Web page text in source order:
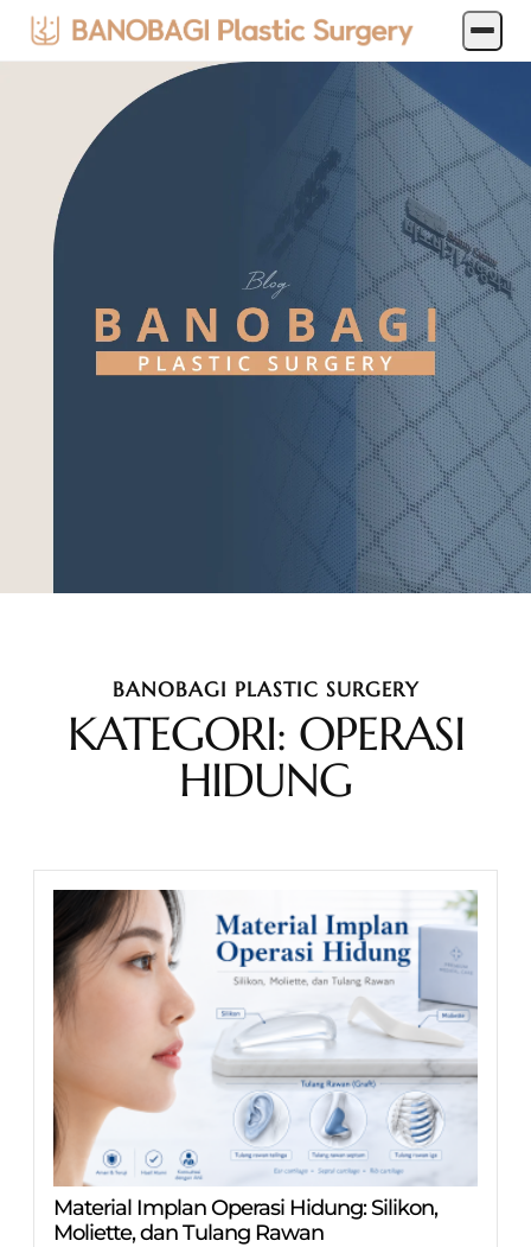
BANOBAGI PLASTIC SURGERY
KATEGORI: OPERASI
HIDUNG
Material Implan Operasi Hidung: Silikon,
Moliette, dan Tulang Rawan